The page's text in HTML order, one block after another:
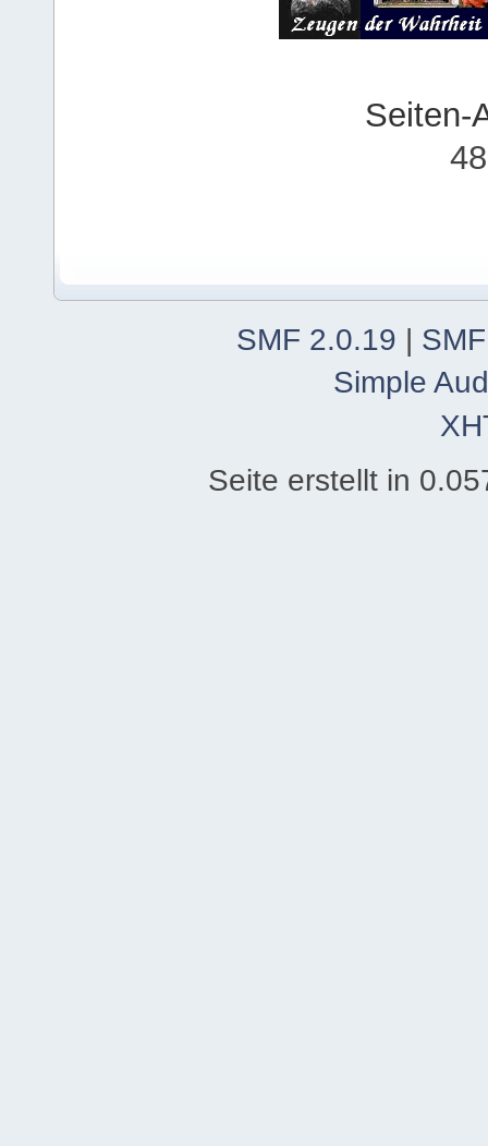
Seiten-
SMF 2.0.19 |
Simple
Seite erstellt in